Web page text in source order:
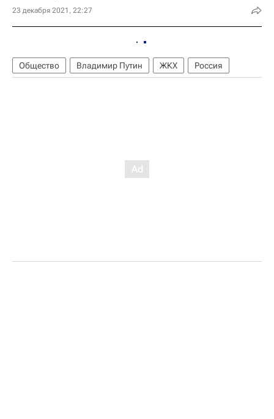
23 декабря 2021, 22:27
Общество Владимир Путин ЖКХ Россия